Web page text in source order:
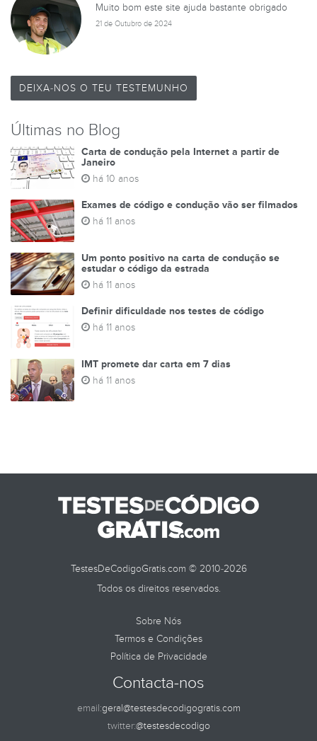
Muito bom este site ajuda bastante obrigado
21 de Outubro de 2024
DEIXA-NOS O TEU TESTEMUNHO
Últimas no Blog
Carta de condução pela Internet a partir de
Janeiro
há 10 anos
Exames de código e condução vão ser filmados
há 11 anos
Um ponto positivo na carta de condução se
estudar o código da estrada
há 11 anos
Definir dificuldade nos testes de código
há 11 anos
IMT promete dar carta em 7 dias
há 11 anos
TestesDeCodigoGratis.com © 2010-2026
Todos os direitos reservados.
Sobre Nós
Termos e Condições
Política de Privacidade
Contacta-nos
email:geral@testesdecodigogratis.com
twitter:@testesdecodigo